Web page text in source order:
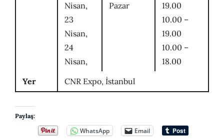
Nisan,
23
Nisan,
24
Nisan,
Pazar
19.00
10.00 –
19.00
10.00 –
18.00
Yer
CNR Expo, İstanbul
Paylaş:
WhatsApp Email